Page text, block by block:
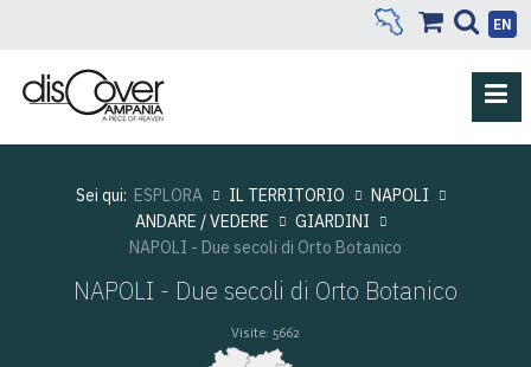
EN
Sei qui: ESPLORA IL TERRITORIO
NAPOLI
ANDARE / VEDERE
GIARDINI
NAPOLI - Due secoli di Orto Botanico
NAPOLI - Due secoli di Orto Botanico
Visite: 5662